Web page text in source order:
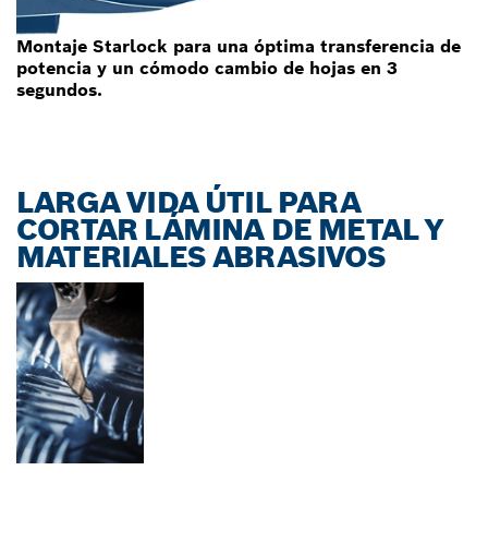
Montaje Starlock para una óptima transferencia de
potencia y un cómodo cambio de hojas en 3
segundos.
LARGA VIDA ÚTIL PARA
CORTAR LÁMINA DE METAL Y
MATERIALES ABRASIVOS